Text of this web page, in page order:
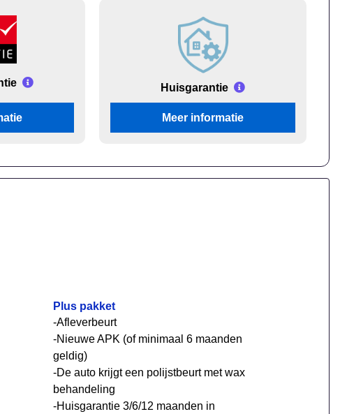
Huisgarantie
Meer informatie
Plus pakket
-Afleverbeurt
-Nieuwe APK (of minimaal 6 maanden
geldig)
-De auto krijgt een polijstbeurt met wax
behandeling
-Huisgarantie 3/6/12 maanden in